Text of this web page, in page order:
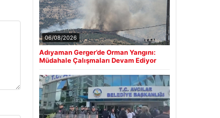
06/08/2026
Adıyaman Gerger’de Orman Yangını:
Müdahale Çalışmaları Devam Ediyor